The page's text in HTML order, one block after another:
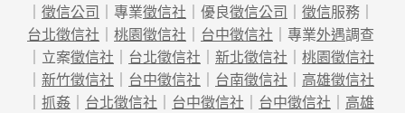
徵信公司 ｜專業徵信社 ｜優良徵信公司 徵信服務｜
台北徵信社
桃園徵信社 台中徵信社 ｜專業外遇調查
｜立案徵信社 台北徵信社 新北徵信社
桃園徵信社
新竹徵信社 台中徵信社 台南徵信社
高雄徵信社
抓姦 台北徵信社 台中徵信社 台中徵信社
高雄